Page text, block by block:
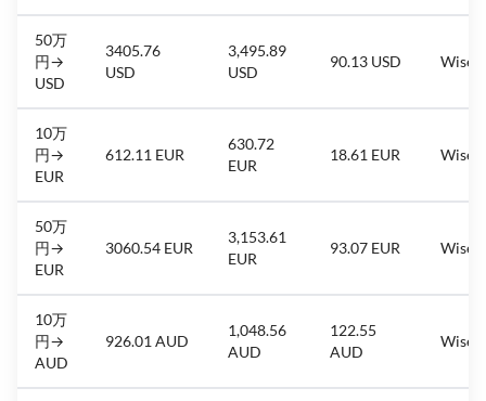
50万
円→
USD
3405.76
USD
3,495.89
USD
90.13 USD Wise
10万
円→
EUR
612.11 EUR
630.72
EUR
18.61 EUR Wise
50万
円→
EUR
3060.54 EUR
3,153.61
EUR
93.07 EUR Wise
10万
円→
AUD
926.01 AUD
1,048.56
AUD
122.55
AUD
Wise